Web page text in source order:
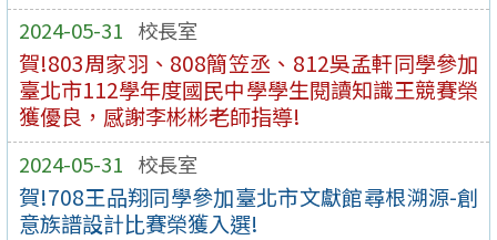
2024-05-31 校長室
賀!803周家羽、808簡笠丞、812吳孟軒同學參加
臺北市112學年度國民中學學生閱讀知識王競賽榮
獲優良，感謝李彬彬老師指導!
2024-05-31 校長室
賀!708王品翔同學參加臺北市文獻館尋根溯源-創
意族譜設計比賽榮獲入選!